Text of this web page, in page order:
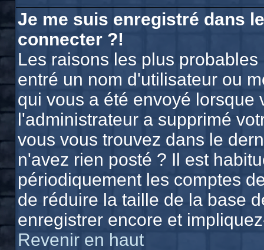
Je me suis enregistré dans
connecter ?!
Les raisons les plus
entré un nom d'utilisateur ou
qui vous a été envoyé lorsque
l'administrateur a supprimé
vous vous trouvez dans le
n'avez rien posté ? Il est
périodiquement les comptes
de réduire la taille de la base
enregistrer encore et
Revenir en haut